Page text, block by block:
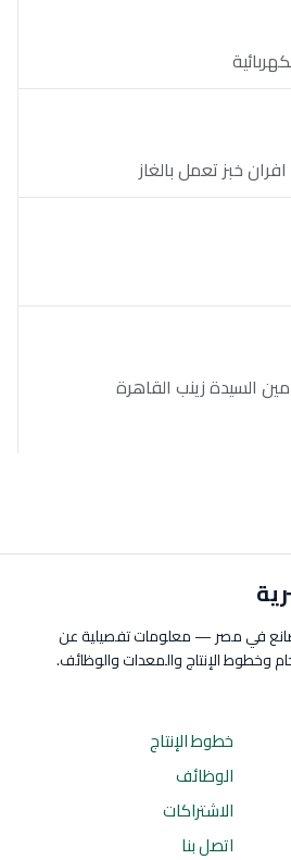
خبز تعمل بالغاز
في مصر — معلومات تفصيلية عن
وخطوط الإنتاج والمعدات والوظائف.
خطوط الإنتاج
الوظائف
الاشتراكات
اتصل بنا